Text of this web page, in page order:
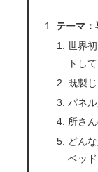
テーマ
世界
トし
既製
パネ
所さ
どん
ベッド